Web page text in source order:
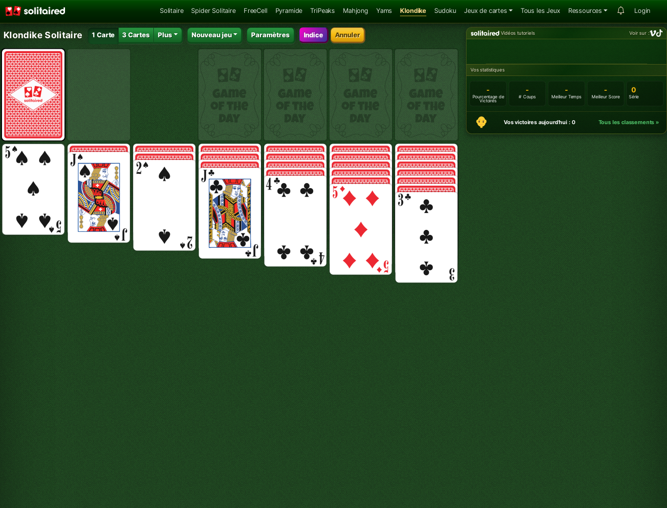
Solitaire Spider Solitaire FreeCell Pyramide TriPeaks Mahjong Yams Klondike Sudoku Jeux de cartes Tous les Jeux Ressources Login
Klondike Solitaire 1 Carte 3 Cartes Plus Nouveau jeu Paramètres Indice Annuler Vidéos tutoriels Voir sur :
Vos statistiques
-
Pourcentage de
Victoires
-
# Coups
-
Meilleur Temps
-
Meilleur Score
0
Série
Vos victoires aujourd'hui : 0 Tous les classements »